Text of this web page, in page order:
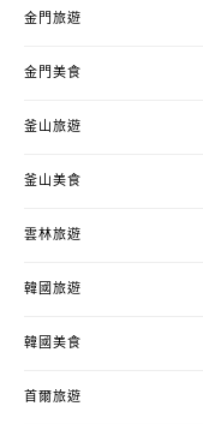
金門旅遊
金門美食
釜山旅遊
釜山美食
雲林旅遊
韓國旅遊
韓國美食
首爾旅遊